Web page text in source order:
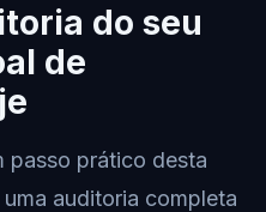
do seu
de
passo prático desta
auditoria completa